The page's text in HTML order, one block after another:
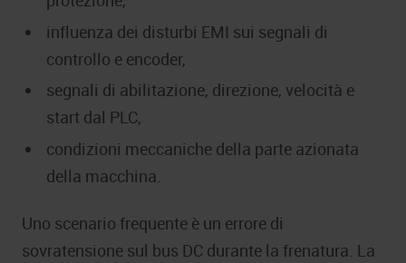
influenza dei disturbi EMI sui segnali di
controllo e encoder,
segnali di abilitazione, direzione, velocità e
start dal PLC,
condizioni meccaniche della parte azionata
della macchina.
Uno scenario frequente è un errore di
sovratensione sul bus DC durante la frenatura. La